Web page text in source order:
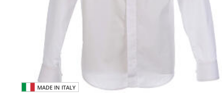
MADE IN ITALY